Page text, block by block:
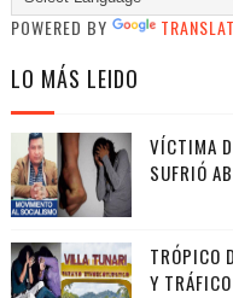
POWERED BY
LO MÁS LEIDO
VÍCTIMA
SUFRIÓ
TRÓPICO
Y